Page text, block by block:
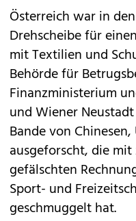
Österreich war in
Drehscheibe für
mit Textilien und
Behörde für
Finanzministerium
und Wiener
Bande von
ausgeforscht, die
gefälschten
Sport- und
geschmuggelt hat.